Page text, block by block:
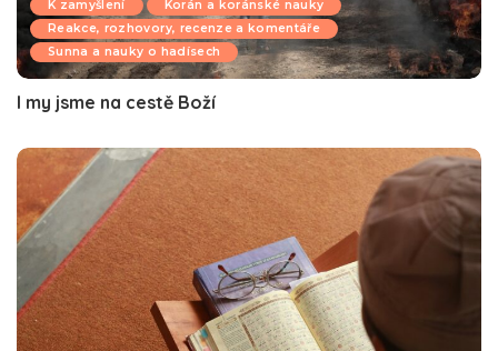
K zamyšlení
Korán a koránské nauky
Reakce, rozhovory, recenze a komentáře
Sunna a nauky o hadísech
I my jsme na cestě Boží